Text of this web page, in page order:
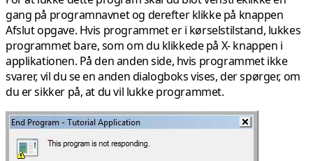
gang på programnavnet og derefter klikke på knappen
Afslut opgave. Hvis programmet er i kørselstilstand, lukkes
programmet bare, som om du klikkede på X-knappen i
applikationen. På den anden side, hvis programmet ikke
svarer, vil du se en anden dialogboks vises, der spørger, om
du er sikker på, at du vil lukke programmet.